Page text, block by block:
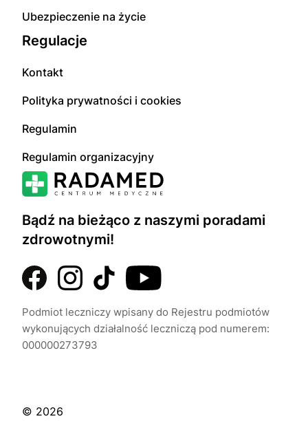
Bądź na bieżąco z naszymi poradami
zdrowotnymi!
Podmiot leczniczy wpisany do Rejestru podmiotów
wykonujących działalność leczniczą pod numerem:
000000273793
Ubezpieczenie na życie
Regulacje
Kontakt
Polityka prywatności i cookies
Regulamin
Regulamin organizacyjny
© 2026